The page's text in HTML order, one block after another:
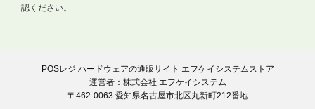
認ください。
POSレジ ハードウェアの通販サイト エフケイシステムストア
運営者：株式会社 エフケイシステム
〒462-0063 愛知県名古屋市北区丸新町212番地